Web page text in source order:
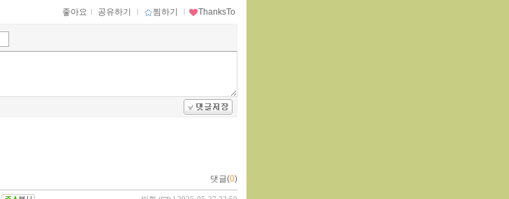
좋아요 ｌ 공유하기 ｌ 찜하기 ｌ ThanksTo
댓글(0)